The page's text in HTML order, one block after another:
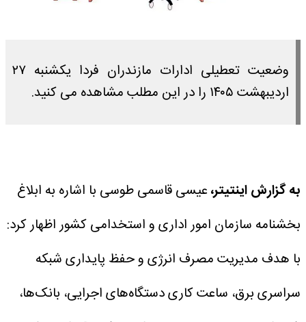
وضعیت تعطیلی ادارات مازندران فردا یکشنبه ۲۷
اردیبهشت ۱۴۰۵ را در این مطلب مشاهده می کنید.
به گزارش اینتیتر،عیسی قاسمی طوسی با اشاره به ابلاغ
بخشنامه سازمان امور اداری و استخدامی کشور اظهار کرد:
با هدف مدیریت مصرف انرژی و حفظ پایداری شبکه
سراسری برق، ساعت کاری دستگاه‌های اجرایی، بانک‌ها،